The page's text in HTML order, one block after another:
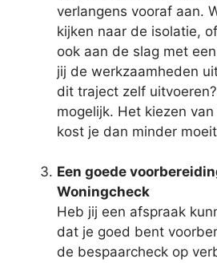
verlangens vooraf aan.
kijken naar de isolatie,
ook aan de slag met
jij de werkzaamheden
dit traject zelf
mogelijk. Het kiezen
kost je dan minder
Een goede
Woningcheck
Heb jij een afspraak
dat je goed bent
de bespaarcheck op